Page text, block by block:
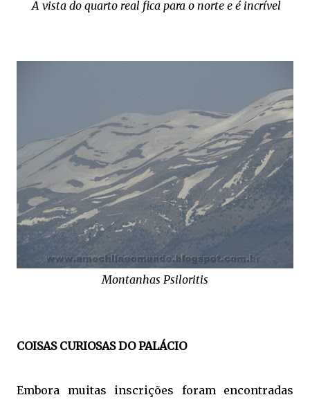
A vista do quarto real fica para o norte e é incrível
Montanhas Psiloritis
COISAS CURIOSAS DO PALÁCIO
Embora muitas inscrições foram encontradas